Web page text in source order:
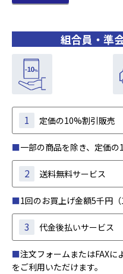
組合員・準
1 定価の10%割引販売
■一部の商品を除き、定価の
2 送料無料サービス
■1回のお買上げ金額5千円
3 代金後払いサービス
■注文フォームまたはFAXに
をご利用いただけます。